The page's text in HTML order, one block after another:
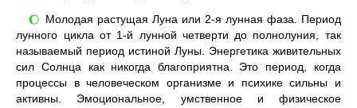
🌔
Молодая растущая Луна или 2-я лунная фаза. Период
лунного цикла от 1-й лунной четверти до полнолуния, так
называемый период истиной Луны. Энергетика живительных
сил Солнца как никогда благоприятна. Это период, когда
процессы в человеческом организме и психике сильны и
активны. Эмоциональное, умственное и физическое